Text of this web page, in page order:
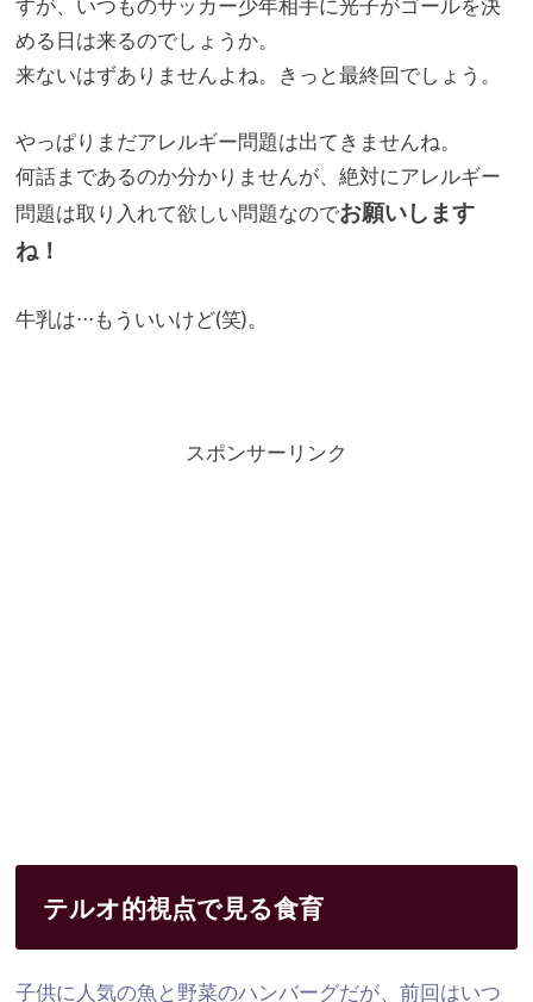
すが、 いつものサッカー少年相手に光子がゴールを決
める日は来るのでし ょうか。
来ないはずありませんよね。きっと最終回でしょう。
やっぱりまだアレルギー問題は出てきませんね。
何話まであるのか分かりませんが、 絶対にアレルギー
問題は取り入れて欲しい問題なのでお願いします
ね！
牛乳は⋅⋅⋅もういいけど(笑)。
スポンサーリンク
テルオ的視点で見る食育
子供に人気の魚と野菜のハンバーグだが、 前回はいつ